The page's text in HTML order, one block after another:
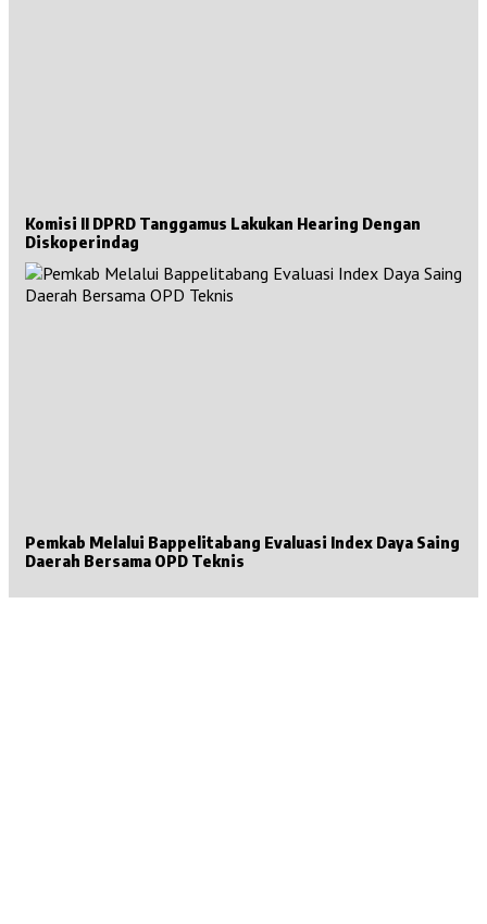
Komisi II DPRD Tanggamus Lakukan Hearing Dengan
Diskoperindag
Pemkab Melalui Bappelitabang Evaluasi Index Daya Saing
Daerah Bersama OPD Teknis